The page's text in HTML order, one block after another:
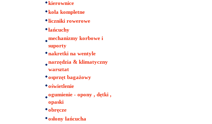
kierownice
koła kompletne
liczniki rowerowe
łańcuchy
mechanizmy korbowe i
suporty
nakretki na wentyle
narzędzia & klimatyczny
warsztat
osprzęt bagażowy
oświetlenie
ogumienie - opony , dętki ,
opaski
obręcze
osłony łańcucha